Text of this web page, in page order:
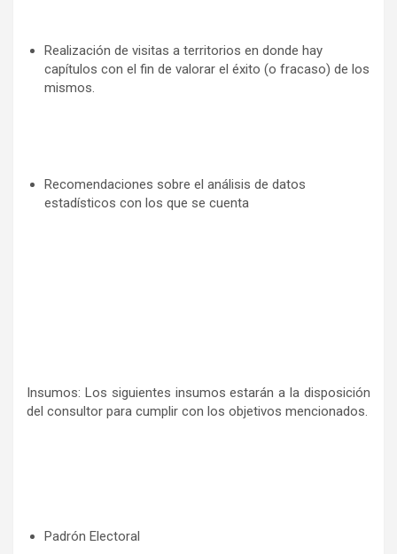
Realización de visitas a territorios en donde hay
capítulos con el fin de valorar el éxito (o fracaso) de los
mismos.
Recomendaciones sobre el análisis de datos
estadísticos con los que se cuenta
Insumos: Los siguientes insumos estarán a la disposición
del consultor para cumplir con los objetivos mencionados.
Padrón Electoral